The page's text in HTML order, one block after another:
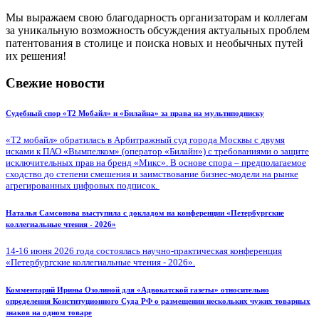
Мы выражаем свою благодарность организаторам и коллегам
за уникальную возможность обсуждения актуальных проблем
патентования в столице и поиска новых и необычных путей
их решения!
Свежие новости
Судебный спор «Т2 Мобайл» и «Билайна» за права на мультиподписку
«Т2 мобайл» обратилась в Арбитражный суд города Москвы с двумя
исками к ПАО «Вымпелком» (оператор «Билайн») с требованиями о защите
исключительных прав на бренд «Микс». В основе спора – предполагаемое
сходство до степени смешения и заимствование бизнес-модели на рынке
агрегированных цифровых подписок.
Наталья Самсонова выступила с докладом на конференции «Петербургские
коллегиальные чтения - 2026»
14-16 июня 2026 года состоялась научно-практическая конференция
«Петербургские коллегиальные чтения - 2026».
Комментарий Ирины Озолиной для «Адвокатской газеты» относительно
определения Конституционного Суда РФ о размещении нескольких чужих товарных
знаков на одном товаре